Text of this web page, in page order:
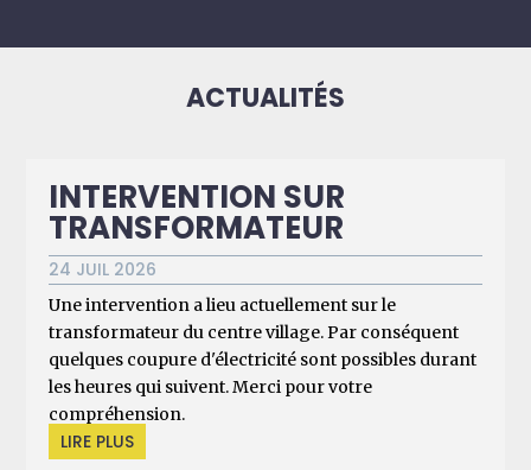
ACTUALITÉS
INTERVENTION SUR
TRANSFORMATEUR
24 JUIL 2026
Une intervention a lieu actuellement sur le
transformateur du centre village. Par conséquent
quelques coupure d'électricité sont possibles durant
les heures qui suivent. Merci pour votre
compréhension.
LIRE PLUS